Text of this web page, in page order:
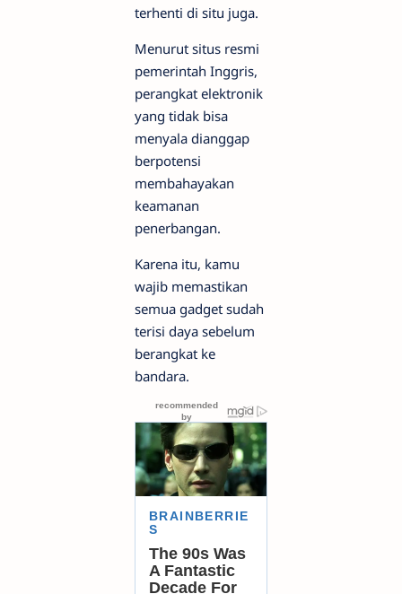
terhenti di situ juga.
Menurut situs resmi
pemerintah Inggris,
perangkat elektronik
yang tidak bisa
menyala dianggap
berpotensi
membahayakan
keamanan
penerbangan.
Karena itu, kamu
wajib memastikan
semua gadget sudah
terisi daya sebelum
berangkat ke
bandara.